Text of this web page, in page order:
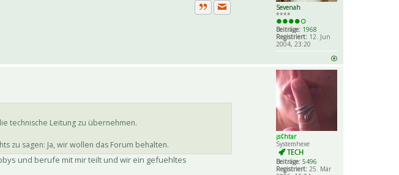
Sevenah
****
Beiträge: 1968
Registriert: 12. Jun
2004, 23:20
ZitatPrivate Nachricht senden
¡s¢htar
Systemhexe
Beiträge: 5496
Registriert: 25. Mär
technische Leitung zu übernehmen.
zu sagen: Ja, wir wollen das Forum behalten.
und berufe mit mir teilt und wir ein gefuehltes